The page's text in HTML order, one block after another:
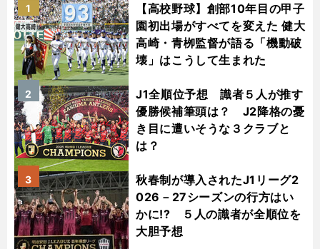
【高校野球】創部10年目の甲子
園初出場がすべてを変えた 健大
高崎・青栁監督が語る「機動破
壊」はこうして生まれた
1
J1全順位予想 識者５人が推す
優勝候補筆頭は？ J2降格の憂
き目に遭いそうな３クラブと
は？
2
秋春制が導入されたJ1リーグ2
026－27シーズンの行方はい
かに!? ５人の識者が全順位を
大胆予想
3